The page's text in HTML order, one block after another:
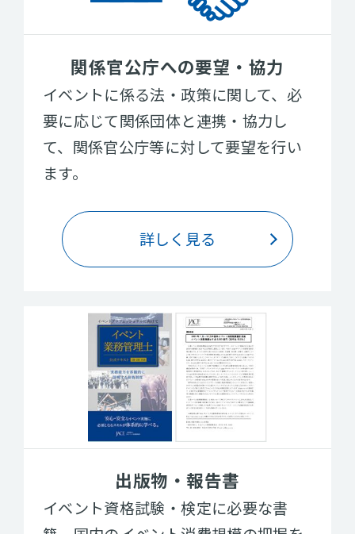
関係官公庁への要望・協力
イベントに係る法・政策に関して、必
要に応じて関係団体と連携・協力し
て、関係官公庁等に対して要望を行い
ます。
詳しく見る
出版物・報告書
イベント資格試験・検定に必要な書